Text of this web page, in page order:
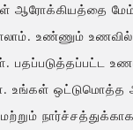
ஆரோக்கியத்தை
உண்ணும்
பதப்படுத்தப்பட்ட
உங்கள்